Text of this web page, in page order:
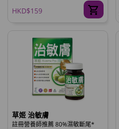
HKD$159
草姬 治敏膚
註冊營養師推薦 80%濕敏斷尾*